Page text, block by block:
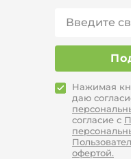
Нажимая
даю
согласие с
офертой.